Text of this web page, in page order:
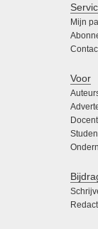
Mijn
Voor